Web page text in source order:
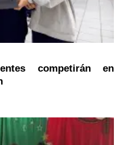
competirán en